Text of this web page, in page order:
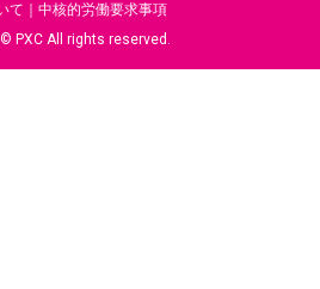
て
中核的労働要求事項
PXC All rights reserved.